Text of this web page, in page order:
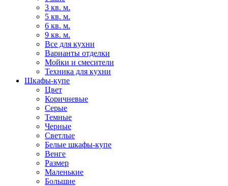
3 кв. м.
5 кв. м.
6 кв. м.
9 кв. м.
Все для кухни
Варианты отделки
Мойки и смесители
Техника для кухни
Шкафы-купе
Цвет
Коричневые
Серые
Темные
Черные
Светлые
Белые шкафы-купе
Венге
Размер
Маленькие
Большие